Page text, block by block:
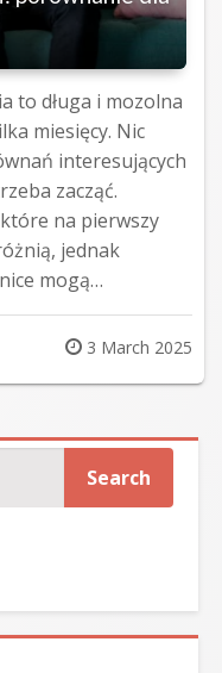
to długa i mozolna
miesięcy. Nic
interesujących
zacząć.
na pierwszy
jednak
mogą…
Posted
on
3 March 2025